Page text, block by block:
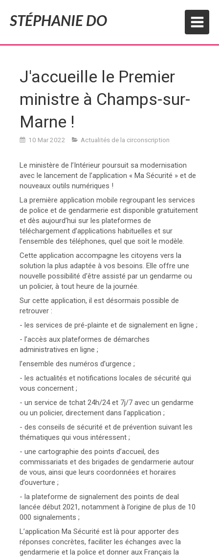
STÉPHANIE DO
J'accueille le Premier
ministre à Champs-sur-
Marne !
10 Mar 2022 Actualités de la circonscription
Le ministère de l’Intérieur poursuit sa modernisation
avec le lancement de l’application « Ma Sécurité » et de
nouveaux outils numériques !
La première application mobile regroupant les services
de police et de gendarmerie est disponible gratuitement
et dès aujourd’hui sur les plateformes de
téléchargement d’applications habituelles et sur
l’ensemble des téléphones, quel que soit le modèle.
Cette application accompagne les citoyens vers la
solution la plus adaptée à vos besoins. Elle offre une
nouvelle possibilité d'être assisté par un gendarme ou
un policier, à tout heure de la journée.
Sur cette application, il est désormais possible de
retrouver :
- les services de pré-plainte et de signalement en ligne ;
- l’accès aux plateformes de démarches
administratives en ligne ;
l’ensemble des numéros d’urgence ;
- les actualités et notifications locales de sécurité qui
vous concernent ;
- un service de tchat 24h/24 et 7j/7 avec un gendarme
ou un policier, directement dans l’application ;
- des conseils de sécurité et de prévention suivant les
thématiques qui vous intéressent ;
- une cartographie des points d’accueil, des
commissariats et des brigades de gendarmerie autour
de vous, ainsi que leurs coordonnées et horaires
d’ouverture ;
- la plateforme de signalement des points de deal
lancée début 2021, notamment à l’origine de plus de 10
000 signalements ;
L’application Ma Sécurité est là pour apporter des
réponses concrètes, faciliter les échanges avec la
gendarmerie et la police et donner aux Français la